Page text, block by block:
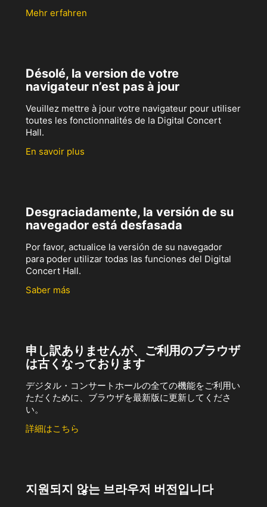
Mehr erfahren
Désolé, la version de votre
navigateur n’est pas à jour
Veuillez mettre à jour votre navigateur pour utiliser
toutes les fonctionnalités de la Digital Concert
Hall.
En savoir plus
Desgraciadamente, la versión de su
navegador está desfasada
Por favor, actualice la versión de su navegador
para poder utilizar todas las funciones del Digital
Concert Hall.
Saber más
申し訳ありませんが、ご利用のブラウザ
は古くなっております
デジタル・コンサートホールの全ての機能をご利用い
ただくために、ブラウザを最新版に更新してくださ
い。
詳細はこちら
지원되지 않는 브라우저 버전입니다